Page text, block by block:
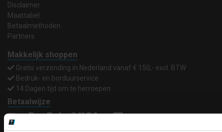
Disclaimer
Maattabel
Betaalmethoden
Partners
Makkelijk shoppen
Gratis verzending in Nederland vanaf € 150,- excl. BTW
Bedruk- en borduurservice
14 Dagen tijd om te herroepen
Betaalwijze